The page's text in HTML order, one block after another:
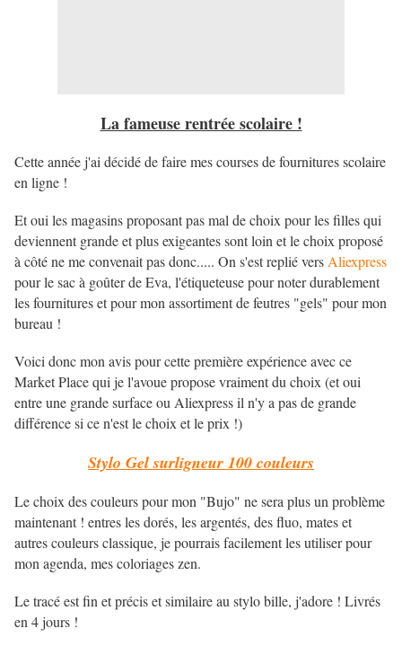
La fameuse rentrée scolaire !
Cette année j'ai décidé de faire mes courses de fournitures scolaire
en ligne !
Et oui les magasins proposant pas mal de choix pour les filles qui
deviennent grande et plus exigeantes sont loin et le choix proposé
à côté ne me convenait pas donc..... On s'est replié vers Aliexpress
pour le sac à goûter de Eva, l'étiqueteuse pour noter durablement
les fournitures et pour mon assortiment de feutres "gels" pour mon
bureau !
Voici donc mon avis pour cette première expérience avec ce
Market Place qui je l'avoue propose vraiment du choix (et oui
entre une grande surface ou Aliexpress il n'y a pas de grande
différence si ce n'est le choix et le prix !)
Stylo Gel surligneur 100 couleurs
Le choix des couleurs pour mon "Bujo" ne sera plus un problème
maintenant ! entres les dorés, les argentés, des fluo, mates et
autres couleurs classique, je pourrais facilement les utiliser pour
mon agenda, mes coloriages zen.
Le tracé est fin et précis et similaire au stylo bille, j'adore ! Livrés
en 4 jours !